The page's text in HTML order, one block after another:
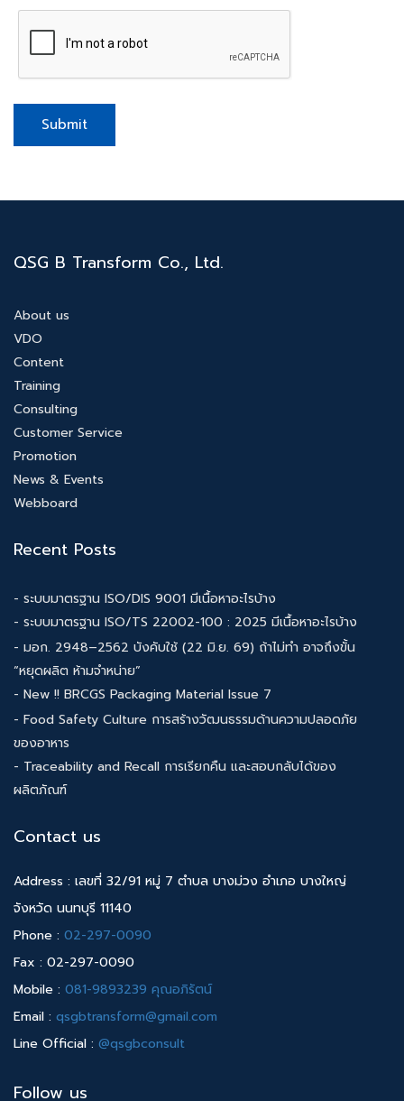
Submit
QSG B Transform Co., Ltd.
About us
VDO
Content
Training
Consulting
Customer Service
Promotion
News & Events
Webboard
Recent Posts
- ระบบมาตรฐาน ISO/DIS 9001 มีเนื้อหาอะไรบ้าง
- ระบบมาตรฐาน ISO/TS 22002-100 : 2025 มีเนื้อหาอะไรบ้าง
- มอก. 2948–2562 บังคับใช้ (22 มิ.ย. 69) ถ้าไม่ทำ อาจถึงขั้น
“หยุดผลิต ห้ามจำหน่าย”
- New !! BRCGS Packaging Material Issue 7
- Food Safety Culture การสร้างวัฒนธรรมด้านความปลอดภัย
ของอาหาร
- Traceability and Recall การเรียกคืน และสอบกลับได้ของ
ผลิตภัณฑ์
Contact us
Address : เลขที่ 32/91 หมู่ 7 ตำบล บางม่วง อำเภอ บางใหญ่
จังหวัด นนทบุรี 11140
Phone : 02-297-0090
Fax : 02-297-0090
Mobile : 081-9893239 คุณอภิรัตน์
Email : qsgbtransform@gmail.com
Line Official : @qsgbconsult
Follow us